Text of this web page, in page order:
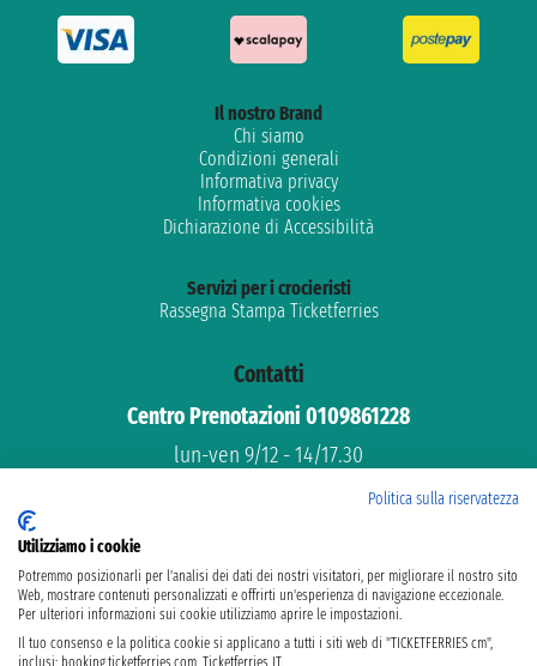
Il nostro Brand
Chi siamo
Condizioni generali
Informativa privacy
Informativa cookies
Dichiarazione di Accessibilità
Servizi per i crocieristi
Rassegna Stampa Ticketferries
Contatti
Centro Prenotazioni 0109861228
lun-ven 9/12 - 14/17.30
email: info@ticketferries.com
Politica sulla riservatezza
Utilizziamo i cookie
Potremmo posizionarli per l'analisi dei dati dei nostri visitatori, per migliorare il nostro sito
Web, mostrare contenuti personalizzati e offrirti un'esperienza di navigazione eccezionale.
Per ulteriori informazioni sui cookie utilizziamo aprire le impostazioni.
Il tuo consenso e la politica cookie si applicano a tutti i siti web di "TICKETFERRIES cm",
inclusi: booking.ticketferries.com, Ticketferries IT.